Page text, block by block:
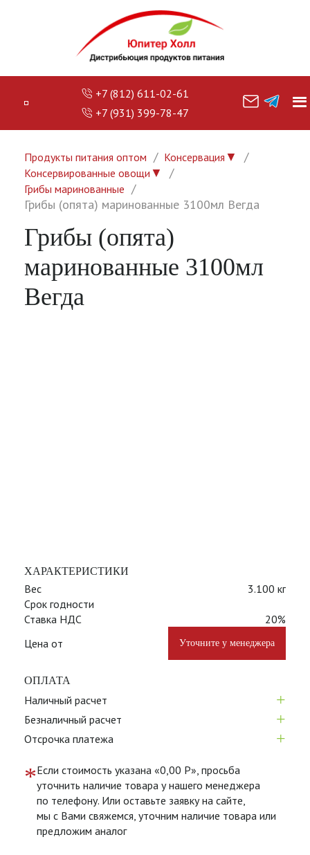
+7 (812) 611-02-61
+7 (931) 399-78-47
Продукты питания оптом Консервация ▼
Консервированные овощи ▼
Грибы маринованные
Грибы (опята) маринованные 3100мл Вегда
Грибы (опята)
маринованные 3100мл
Вегда
ХАРАКТЕРИСТИКИ
Вес
3.100 кг
Срок годности
Ставка НДС
20%
Цена от
Уточните у менеджера
ОПЛАТА
Наличный расчет +
Безналичный расчет +
Отсрочка платежа +
*Если стоимость указана «0,00 Р», просьба
уточнить наличие товара у нашего менеджера
по телефону. Или оставьте заявку на сайте,
мы с Вами свяжемся, уточним наличие товара или
предложим аналог